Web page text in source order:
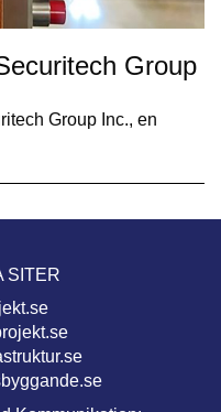
Group
Group Inc., en
SITER